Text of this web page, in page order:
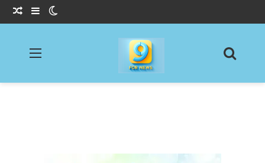
Willekeurig Artikel
Sidebar